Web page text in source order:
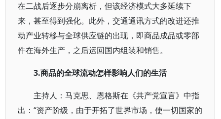
在二战后逐步分崩离析，但该经济模式大多延续下
来，甚至得到强化。此外，交通通讯方式的改进还推
动产业转移与全球供应链的出现，即商品成品或零部
件在海外生产，之后运回国内组装和销售。
3.商品的全球流动怎样影响人们的生活
主持人：马克思、恩格斯在《共产党宣言》中指
出：“资产阶级，由于开拓了世界市场，使一切国家的